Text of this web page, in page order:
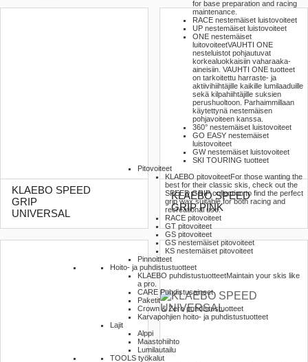
for base preparation and racing
maintenance.
RACE nestemäiset luistovoiteet
UP nestemäiset luistovoiteet
ONE nestemäiset
luitovoiteetVAUHTI ONE
nesteluistot pohjautuvat
korkealuokkaisiin vaharaaka-
aineisiin. VAUHTI ONE tuotteet
on tarkoitettu harraste- ja
aktiivihiihtäjille kaikille lumilaaduille
sekä kilpahiihtäjille suksien
perushuoltoon. Parhaimmillaan
käytettynä nestemäisen
pohjavoiteen kanssa.
360° nestemäiset luistovoiteet
GO EASY nestemäiset
luistovoiteet
GW nestemäiset luistovoiteet
SKI TOURING tuotteet
Pitovoiteet
KLAEBO pitovoiteetFor those wanting the
best for their classic skis, check out the
SPEED GRIP collection to find the perfect
grip wax suitable for both racing and
recreational use.
RACE pitovoiteet
GT pitovoiteet
GS pitovoiteet
GS nestemäiset pitovoiteet
KS nestemäiset pitovoiteet
Pinnoitteet
Hoito- ja puhdistustuotteet
KLAEBO puhdistustuotteetMaintain your skis like
a pro.
CARE Puhdistusaineet
Paketit
Crown & Zero puhdistustuotteet
Karvapohjien hoito- ja puhdistustuotteet
Lajit
Alppi
Maastohiihto
Lumilautailu
TOOLS työkalut
KLAEBO SPEED
GRIP
UNIVERSAL
KLAEBO SPEED
GRIP PINK